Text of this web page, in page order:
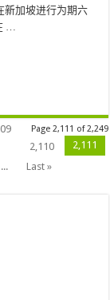
新加坡进行为期六
…
Page 2,111 of 2,249
2,110
2,111
... Last »